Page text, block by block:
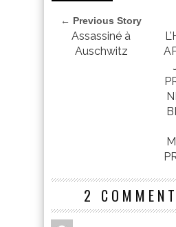
← Previous Story
Assassiné à
Auschwitz
2